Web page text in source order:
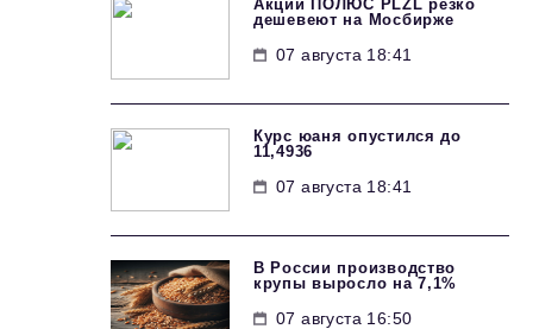
Акции ПОЛЮС PLZL резко
дешевеют на Мосбирже
07 августа 18:41
Курс юаня опустился до
11,4936
07 августа 18:41
В России производство
крупы выросло на 7,1%
07 августа 16:50